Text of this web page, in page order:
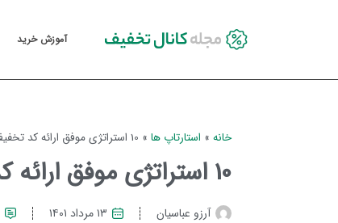
آموزش خرید
خانه » استارتاپ ها » 10 استراتژی موفق ارائه کد تخفیف به مشتریان
10 استراتژی موفق ارائه کد تخفیف به مشتریان
آرزو عباسیان ۱۳ مرداد ۱۴۰۱